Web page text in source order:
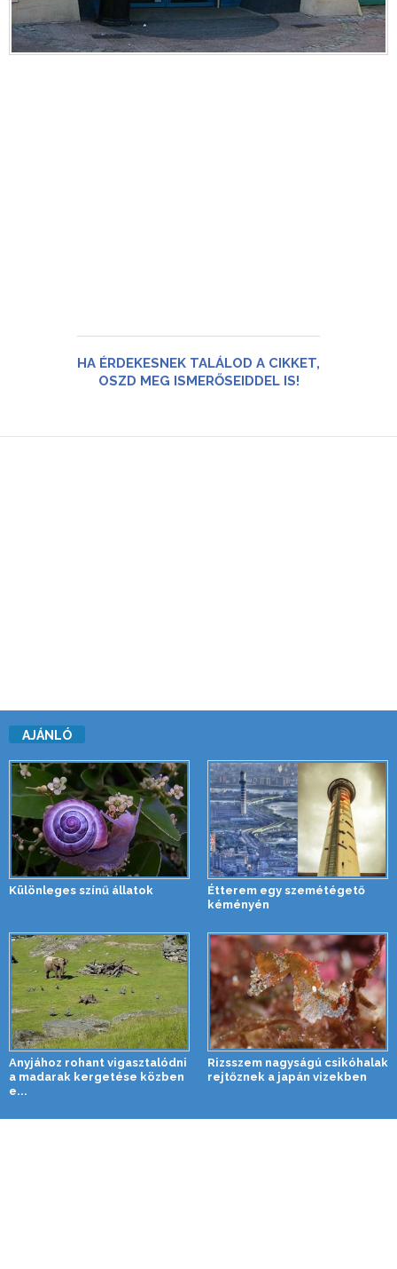
HA ÉRDEKESNEK TALÁLOD A CIKKET,
OSZD MEG ISMERŐSEIDDEL IS!
AJÁNLÓ
Különleges színű állatok
Étterem egy szemétégető
kéményén
Anyjához rohant vigasztalódni
a madarak kergetése közben
e...
Rizsszem nagyságú csikóhalak
rejtőznek a japán vizekben